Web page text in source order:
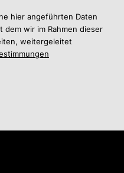
hier angeführten Daten
dem wir im Rahmen dieser
weitergeleitet